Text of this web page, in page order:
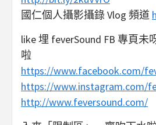
國仁個人攝影攝錄 Vlog 頻道
like 埋 feverSound FB 專頁
啦
https://www.facebook.com/
https://www.instagram.com/
http://www.feversound.com/